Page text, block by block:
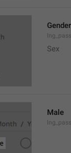
Gender
Sex
Male